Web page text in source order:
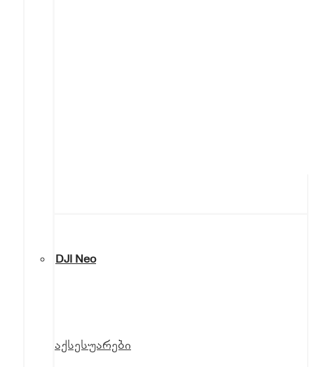
DJI Neo
აქსესუარები